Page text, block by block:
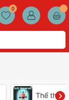
0
Thể thao